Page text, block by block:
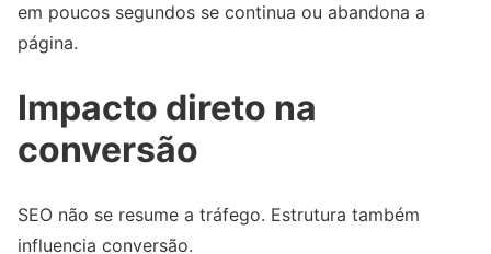
em poucos segundos se continua ou abandona a
página.
Impacto direto na
conversão
SEO não se resume a tráfego. Estrutura também
influencia conversão.